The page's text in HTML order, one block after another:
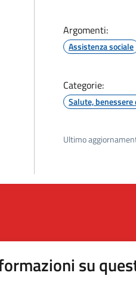
Argomenti:
Assistenza sociale
Categorie:
Salute, benessere
Ultimo
su